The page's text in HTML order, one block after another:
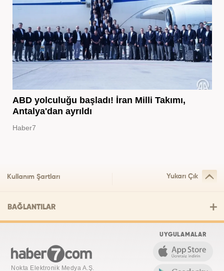
ABD yolculuğu başladı! İran Milli Takımı,
Antalya'dan ayrıldı
Haber7
Kullanım Şartları Yukarı Çık
BAĞLANTILAR
Nokta Elektronik Medya A.Ş.
UYGULAMALAR